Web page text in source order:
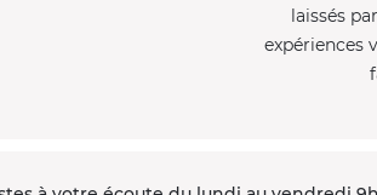
laissés
expériences